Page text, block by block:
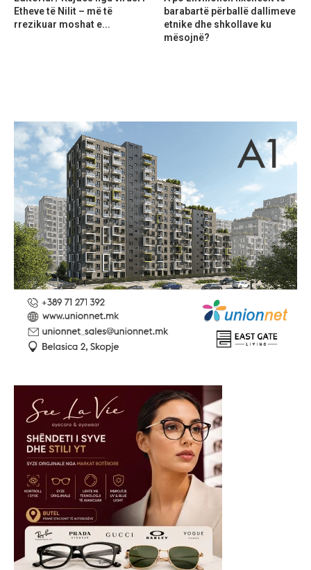
Etheve të Nilit – më të
rrezikuar moshat e...
barabartë përballë dallimeve
etnike dhe shkollave ku
mësojnë?